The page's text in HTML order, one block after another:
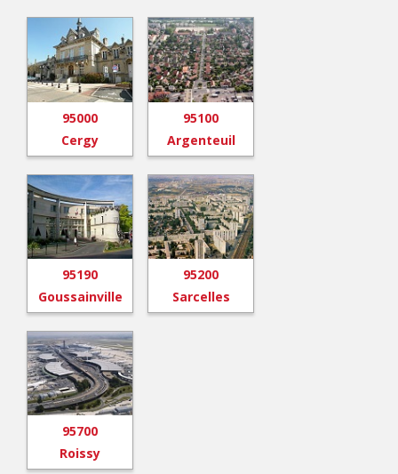
95000
Cergy
95100
Argenteuil
95190
Goussainville
95200
Sarcelles
95700
Roissy